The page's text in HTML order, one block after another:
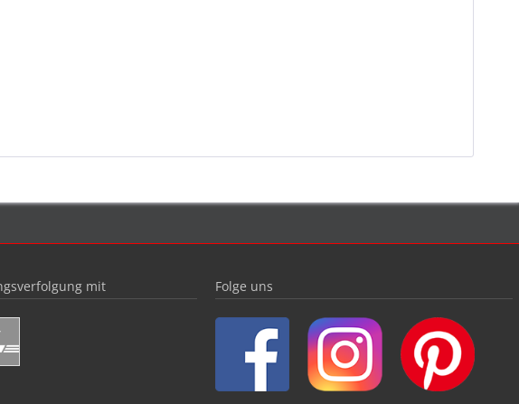
mit Folge uns